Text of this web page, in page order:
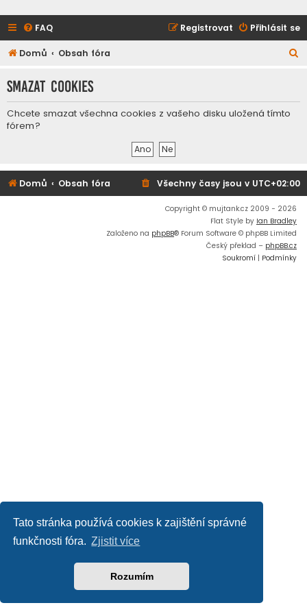
Tato stránka používá cookies k zajištění správné
funkčnosti fóra. Zjistit více
Rozumím
FAQ Přihlásit se
Registrovat
Domů Obsah fóra
d
Smazat cookies
Chcete smazat všechna cookies z vašeho disku uložená tímto
fórem?
Domů Obsah fóra Všechny časy jsou v UTC+02:00
Copyright © mujtank.cz 2009 - 2026
Flat Style by Ian Bradley
Založeno na phpBB® Forum Software © phpBB Limited
Český překlad – phpBB.cz
Soukromí | Podmínky